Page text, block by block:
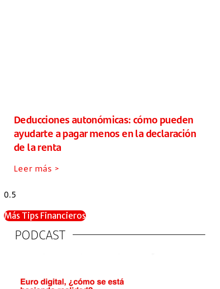
Deducciones autonómicas: cómo pueden
ayudarte a pagar menos en la declaración
de la renta
Leer más >
Más Tips Financieros
PODCAST